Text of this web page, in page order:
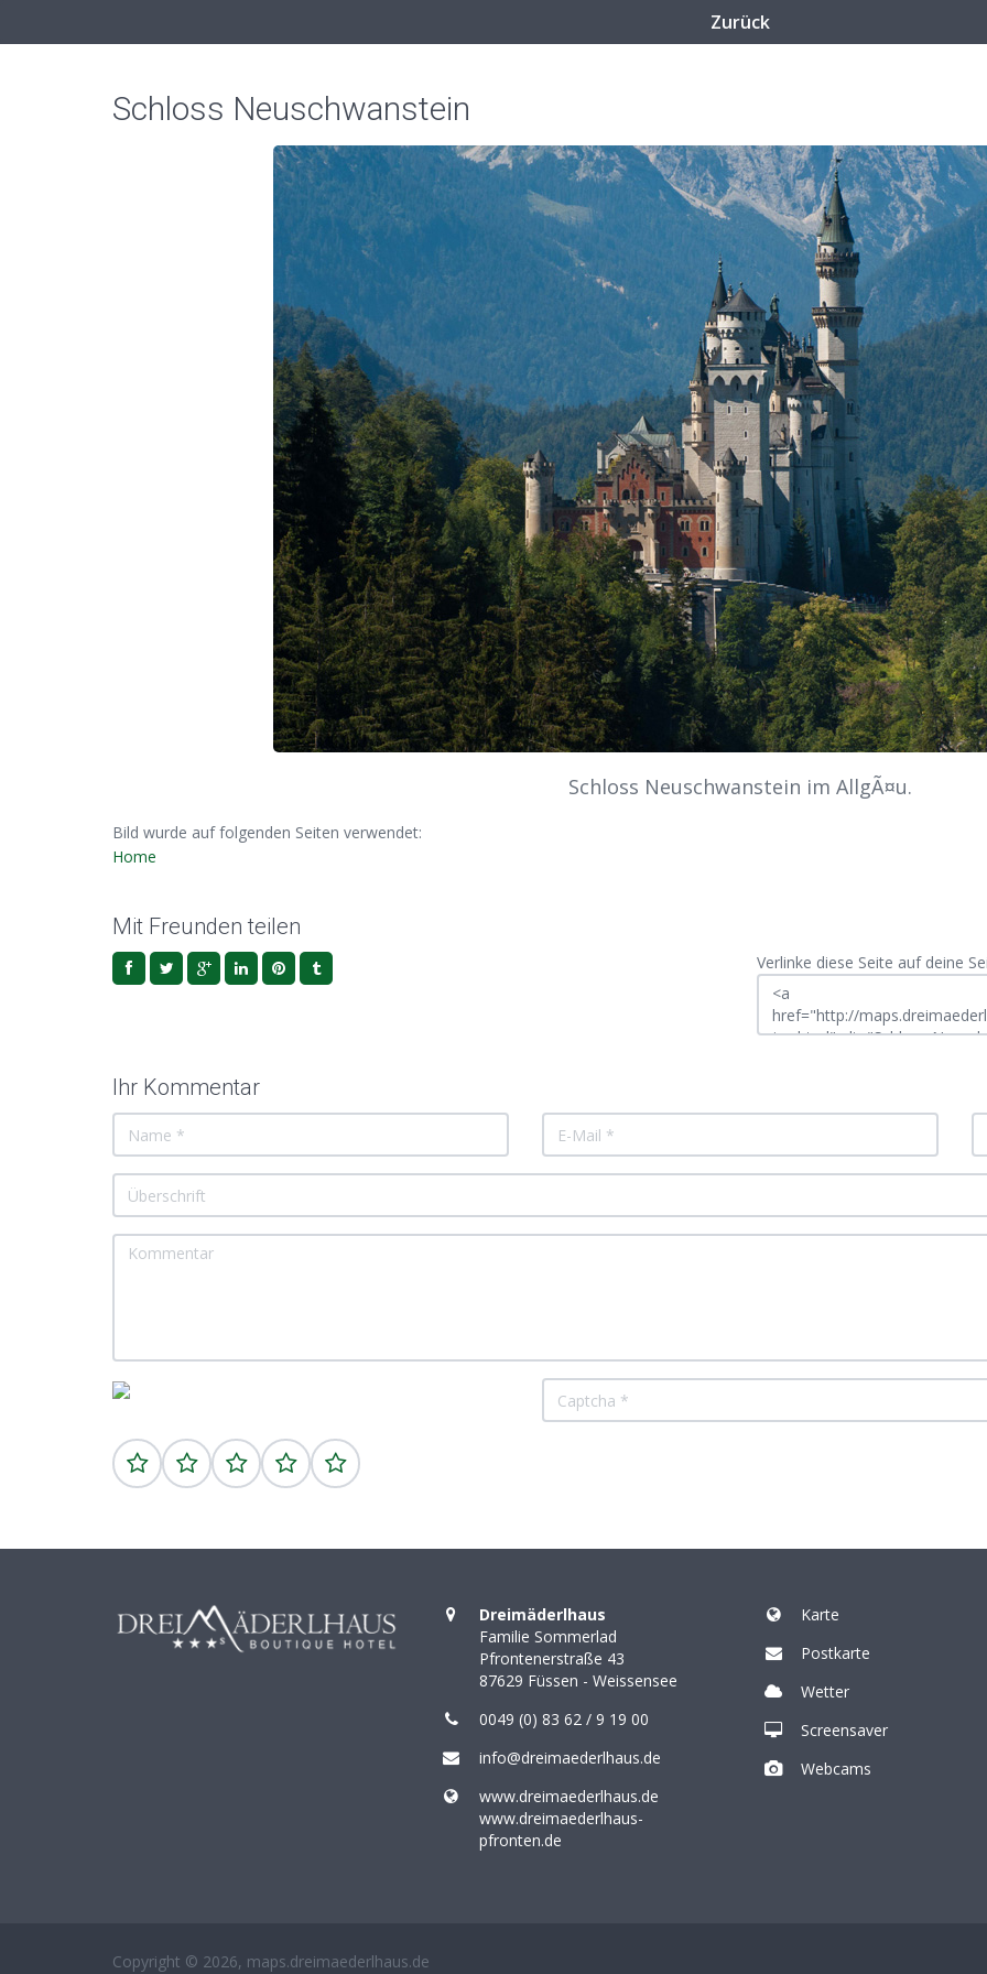
Zurück
Schloss Neuschwanstein
Schloss Neuschwanstein im AllgÃ¤u.
Bild wurde auf folgenden Seiten verwendet:
Home
Mit Freunden teilen
Verlinke diese Seite auf deine
Ihr Kommentar
Dreimäderlhaus
Familie Sommerlad
Pfrontenerstraße 43
87629 Füssen - Weissensee
0049 (0) 83 62 / 9 19 00
info@dreimaederlhaus.de
www.dreimaederlhaus.de
www.dreimaederlhaus-
pfronten.de
Karte
Postkarte
Wetter
Screensaver
Webcams
Copyright © 2026, maps.dreimaederlhaus.de